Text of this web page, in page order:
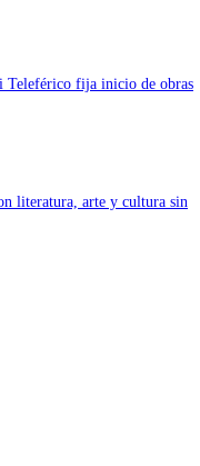
Teleférico fija inicio de obras
literatura, arte y cultura sin